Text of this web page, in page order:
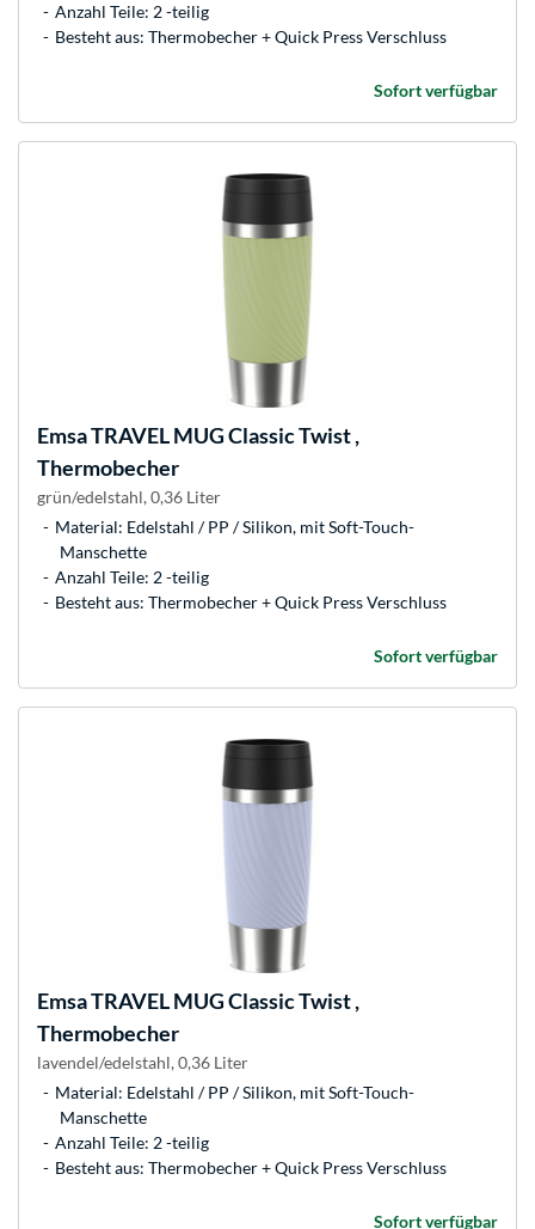
Anzahl Teile: 2 -teilig
Besteht aus: Thermobecher + Quick Press Verschluss
Sofort verfügbar
EmsaTRAVEL MUG Classic Twist ,
Thermobecher
grün/edelstahl, 0,36 Liter
Material: Edelstahl / PP / Silikon, mit Soft-Touch-
Manschette
Anzahl Teile: 2 -teilig
Besteht aus: Thermobecher + Quick Press Verschluss
Sofort verfügbar
EmsaTRAVEL MUG Classic Twist ,
Thermobecher
lavendel/edelstahl, 0,36 Liter
Material: Edelstahl / PP / Silikon, mit Soft-Touch-
Manschette
Anzahl Teile: 2 -teilig
Besteht aus: Thermobecher + Quick Press Verschluss
Sofort verfügbar